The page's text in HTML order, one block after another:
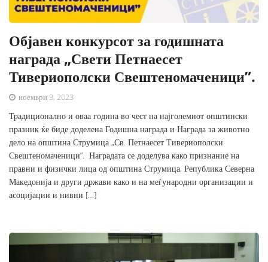
Објавен конкурсот за годишната
награда „Свети Петнаесет
Тивериополски Свештеномаченици”.
ноември 3, 2023
Традиционално и оваа година во чест на најголемиот општински
празник ќе биде доделена Годишна награда и Награда за животно
дело на општина Струмица „Св. Петнаесет Тивериополски
Свештеномаченици”. Наградата се доделува како признание на
правни и физички лица од општина Струмица, Република Северна
Македонија и други држави како и на меѓународни организации и
асоцијации и нивни […]